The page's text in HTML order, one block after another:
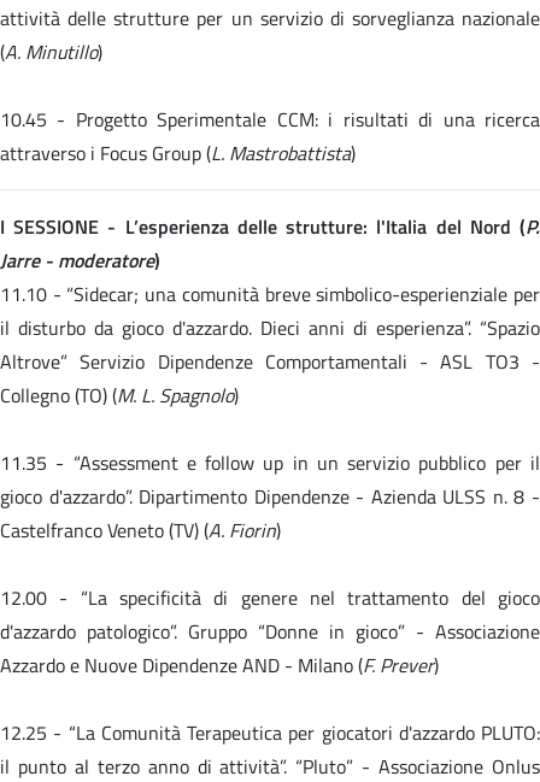
attività delle strutture per un servizio di sorveglianza nazionale
(A. Minutillo)
10.45 - Progetto Sperimentale CCM: i risultati di una ricerca
attraverso i Focus Group (L. Mastrobattista)
I SESSIONE - L’esperienza delle strutture: l'Italia del Nord (P.
Jarre - moderatore)
11.10 - “Sidecar; una comunità breve simbolico-esperienziale per
il disturbo da gioco d'azzardo. Dieci anni di esperienza”. “Spazio
Altrove” Servizio Dipendenze Comportamentali - ASL TO3 -
Collegno (TO) (M. L. Spagnolo)
11.35 - “Assessment e follow up in un servizio pubblico per il
gioco d'azzardo”. Dipartimento Dipendenze - Azienda ULSS n. 8 -
Castelfranco Veneto (TV) (A. Fiorin)
12.00 - “La specificità di genere nel trattamento del gioco
d'azzardo patologico”. Gruppo “Donne in gioco” - Associazione
Azzardo e Nuove Dipendenze AND - Milano (F. Prever)
12.25 - “La Comunità Terapeutica per giocatori d'azzardo PLUTO:
il punto al terzo anno di attività”. “Pluto” - Associazione Onlus